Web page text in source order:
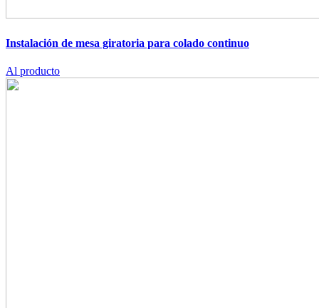
Instalación de mesa giratoria para colado continuo
Al producto